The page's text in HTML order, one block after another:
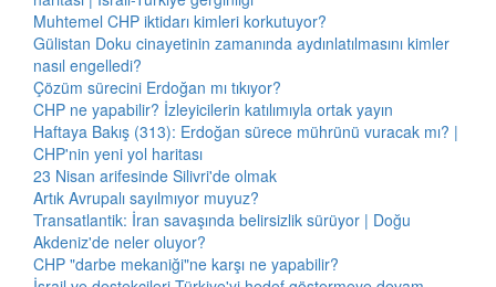
Muhtemel CHP iktidarı kimleri korkutuyor?
Gülistan Doku cinayetinin zamanında aydınlatılmasını kimler
nasıl engelledi?
Çözüm sürecini Erdoğan mı tıkıyor?
CHP ne yapabilir? İzleyicilerin katılımıyla ortak yayın
Haftaya Bakış (313): Erdoğan sürece mührünü vuracak mı? |
CHP'nin yeni yol haritası
23 Nisan arifesinde Silivri'de olmak
Artık Avrupalı sayılmıyor muyuz?
Transatlantik: İran savaşında belirsizlik sürüyor | Doğu
Akdeniz'de neler oluyor?
CHP "darbe mekaniği"ne karşı ne yapabilir?